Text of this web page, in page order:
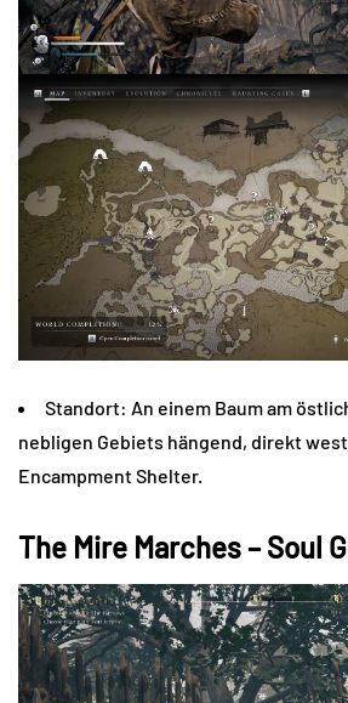
Standort: An einem Baum am
nebligen Gebiets hängend, direkt
Encampment Shelter.
The Mire Marches – Soul